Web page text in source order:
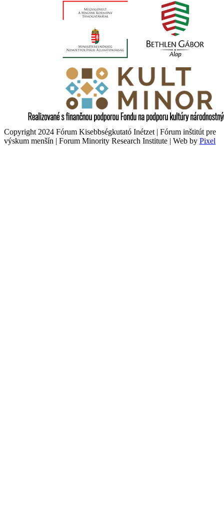
Copyright 2024 Fórum Kisebbségkutató Inétzet | Fórum inštitút pre
výskum menšín | Forum Minority Research Institute | Web by Pixel